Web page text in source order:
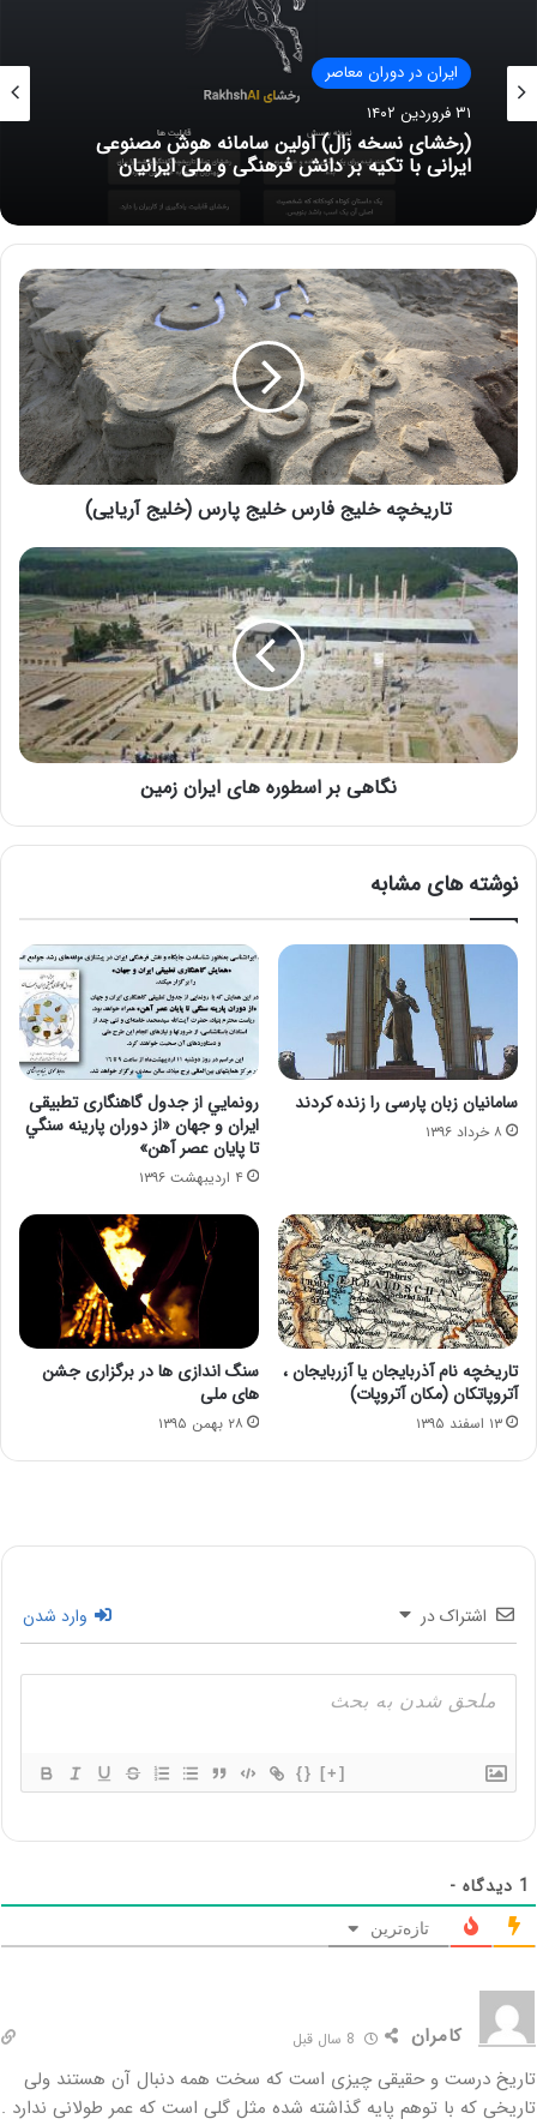
ایران در دوران معاصر
۳۱ فروردین ۱۴۰۲
(رخشای نسخه زال) اولین سامانه هوش مصنوعی
ایرانی با تکیه بر دانش فرهنگی و ملی ایرانیان
تاریخچه خلیج فارس خلیج پارس (خلیج آریایی)
نگاهی بر اسطوره های ایران زمین
نوشته های مشابه
سامانیان زبان پارسی را زنده كردند
۸ خرداد ۱۳۹۶
رونمايي از جدول گاهنگاری تطبيقی
ايران و جهان «از دوران پارينه سنگي
تا پايان عصر آهن»
۴ اردیبهشت ۱۳۹۶
تاریخچه نام آذربایجان یا آزربایجان ،
آتروپاتکان (مکان آتروپات)
۱۳ اسفند ۱۳۹۵
سنگ اندازی ها در برگزاری جشن
های ملی
۲۸ بهمن ۱۳۹۵
اشتراک در وارد شدن
{} [+]
1 دیدگاه -
تازه‌ترین
كامران
تاریخ درست و حقیقی چیزی است که سخت همه دنبال آن هستند ولی
تاریخی که با توهم پایه گذاشته شده مثل گلی است که عمر طولانی ندارد .